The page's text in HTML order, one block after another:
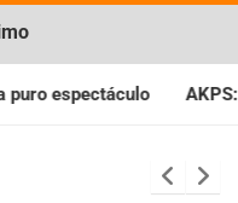
la IGJ y oficializó el